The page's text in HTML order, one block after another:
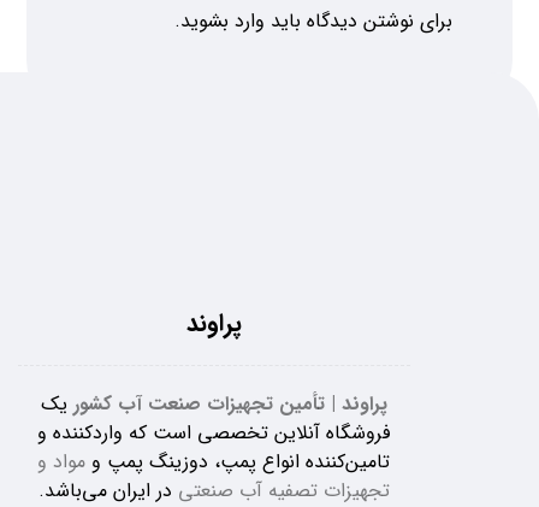
برای نوشتن دیدگاه باید وارد بشوید.
پراوند
پراوند | تأمین تجهیزات صنعت آب کشور یک
فروشگاه آنلاین تخصصی است که واردکننده و
تامین‌کننده انواع پمپ، دوزینگ پمپ و مواد و
تجهیزات تصفیه آب صنعتی در ایران می‌باشد.